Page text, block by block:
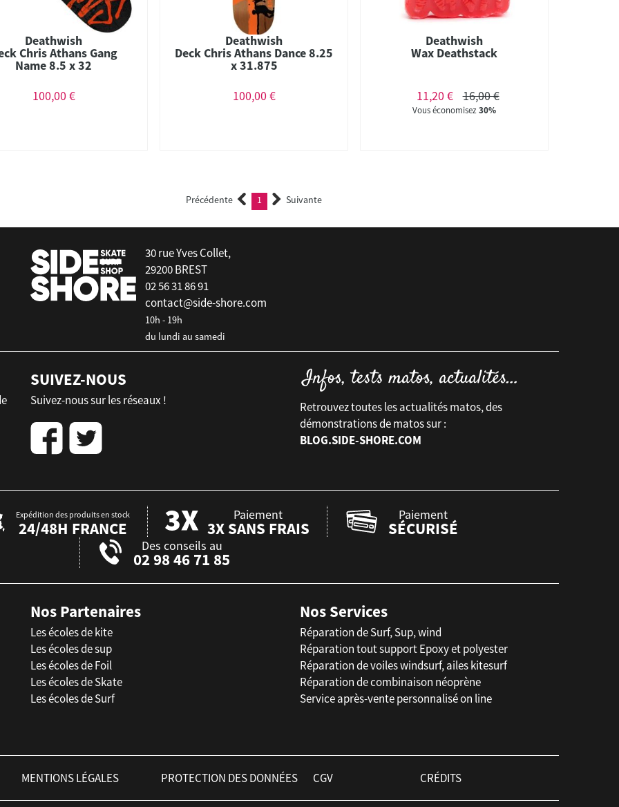
Deathwish
Chris Athans Gang
Name 8.5 x 32
100,00 €
Deathwish
Deck Chris Athans Dance 8.25
x 31.875
100,00 €
Deathwish
Wax Deathstack
11,20 € 16,00 €
Vous économisez30%
Précédente 1 (current)Suivante
30 rue Yves Collet,
29200 BREST
02 56 31 86 91
contact@side-shore.com
10h - 19h
du lundi au samedi
SUIVEZ-NOUS
Suivez-nous sur les réseaux !
Retrouvez toutes les actualités matos, des
démonstrations de matos sur :
BLOG.SIDE-SHORE.COM
Expédition des produits en stock
24/48H FRANCE
Paiement
3X SANS FRAIS
Paiement
SÉCURISÉ
Des conseils au
02 98 46 71 85
Nos Partenaires
Les écoles de kite
Les écoles de sup
Les écoles de Foil
Les écoles de Skate
Les écoles de Surf
Nos Services
Réparation de Surf, Sup, wind
Réparation tout support Epoxy et polyester
Réparation de voiles windsurf, ailes kitesurf
Réparation de combinaison néoprène
Service après-vente personnalisé on line
MENTIONS LÉGALES PROTECTION DES DONNÉES CGV CRÉDITS